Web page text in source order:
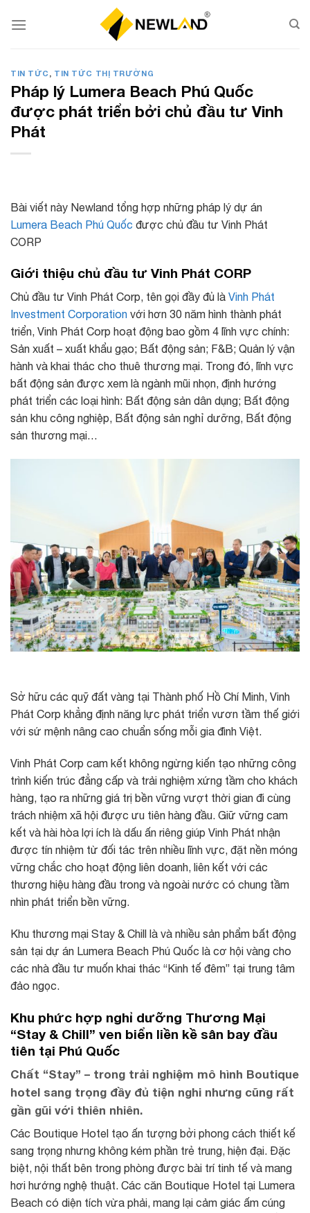
TIN TỨC , TIN TỨC THỊ TRƯỜNG
Pháp lý Lumera Beach Phú Quốc
được phát triển bởi chủ đầu tư Vinh
Phát
Bài viết này Newland tổng hợp những pháp lý dự án
Lumera Beach Phú Quốc được chủ đầu tư Vinh Phát
CORP
Giới thiệu chủ đầu tư Vinh Phát CORP
Chủ đầu tư Vinh Phát Corp, tên gọi đầy đủ là Vinh Phát
Investment Corporation với hơn 30 năm hình thành phát
triển, Vinh Phát Corp hoạt động bao gồm 4 lĩnh vực chính:
Sản xuất – xuất khẩu gạo; Bất động sản; F&B; Quản lý vận
hành và khai thác cho thuê thương mại. Trong đó, lĩnh vực
bất động sản được xem là ngành mũi nhọn, định hướng
phát triển các loại hình: Bất động sản dân dụng; Bất động
sản khu công nghiệp, Bất động sản nghỉ dưỡng, Bất động
sản thương mại…
Sở hữu các quỹ đất vàng tại Thành phố Hồ Chí Minh, Vinh
Phát Corp khẳng định năng lực phát triển vươn tầm thế giới
với sứ mệnh nâng cao chuẩn sống mỗi gia đình Việt.
Vinh Phát Corp cam kết không ngừng kiến tạo những công
trình kiến trúc đẳng cấp và trải nghiệm xứng tầm cho khách
hàng, tạo ra những giá trị bền vững vượt thời gian đi cùng
trách nhiệm xã hội được ưu tiên hàng đầu. Giữ vững cam
kết và hài hòa lợi ích là dấu ấn riêng giúp Vinh Phát nhận
được tín nhiệm từ đối tác trên nhiều lĩnh vực, đặt nền móng
vững chắc cho hoạt động liên doanh, liên kết với các
thương hiệu hàng đầu trong và ngoài nước có chung tầm
nhìn phát triển bền vững.
Khu thương mại Stay & Chill là và nhiều sản phẩm bất động
sản tại dự án Lumera Beach Phú Quốc là cơ hội vàng cho
các nhà đầu tư muốn khai thác “Kinh tế đêm” tại trung tâm
đảo ngọc.
Khu phức hợp nghỉ dưỡng Thương Mại
“Stay & Chill” ven biển liền kề sân bay đầu
tiên tại Phú Quốc
Chất “Stay” – trong trải nghiệm mô hình Boutique
hotel sang trọng đầy đủ tiện nghi nhưng cũng rất
gần gũi với thiên nhiên.
Các Boutique Hotel tạo ấn tượng bởi phong cách thiết kế
sang trọng nhưng không kém phần trẻ trung, hiện đại. Đặc
biệt, nội thất bên trong phòng được bài trí tinh tế và mang
hơi hướng nghệ thuật. Các căn Boutique Hotel tại Lumera
Beach có diện tích vừa phải, mang lại cảm giác ấm cúng